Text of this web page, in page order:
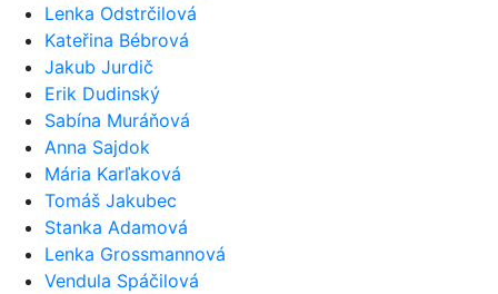
Lenka Odstrčilová
Kateřina Bébrová
Jakub Jurdič
Erik Dudinský
Sabína Muráňová
Anna Sajdok
Mária Karľaková
Tomáš Jakubec
Stanka Adamová
Lenka Grossmannová
Vendula Spáčilová